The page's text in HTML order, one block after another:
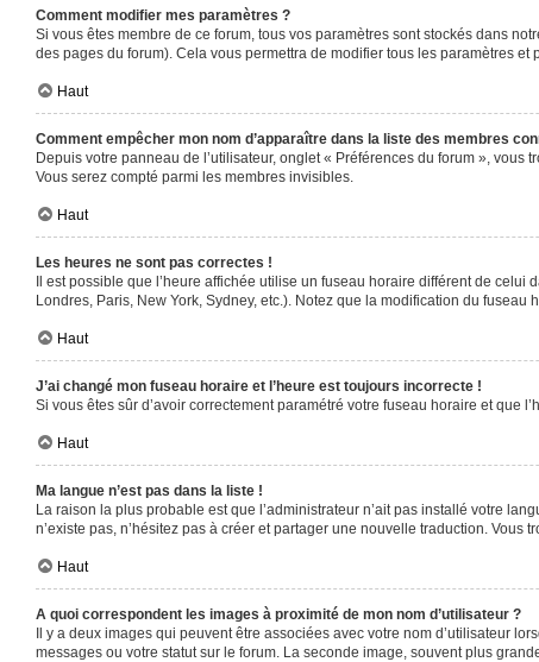
Comment modifier mes paramètres ?
Si vous êtes membre de ce forum, tous vos paramètres sont stockés dans
des pages du forum). Cela vous permettra de modifier tous les paramètres et
Haut
Comment empêcher mon nom d’apparaître dans la liste des membres
Depuis votre panneau de l’utilisateur, onglet « Préférences du forum », vous
Vous serez compté parmi les membres invisibles.
Haut
Les heures ne sont pas correctes !
Il est possible que l’heure affichée utilise un fuseau horaire différent de celui
Londres, Paris, New York, Sydney, etc.). Notez que la modification du fuseau
Haut
J’ai changé mon fuseau horaire et l’heure est toujours incorrecte !
Si vous êtes sûr d’avoir correctement paramétré votre fuseau horaire et que
Haut
Ma langue n’est pas dans la liste !
La raison la plus probable est que l’administrateur n’ait pas installé votre
n’existe pas, n’hésitez pas à créer et partager une nouvelle traduction. Vous
Haut
A quoi correspondent les images à proximité de mon nom d’utilisateur ?
Il y a deux images qui peuvent être associées avec votre nom d’utilisateur
messages ou votre statut sur le forum. La seconde image, souvent plus